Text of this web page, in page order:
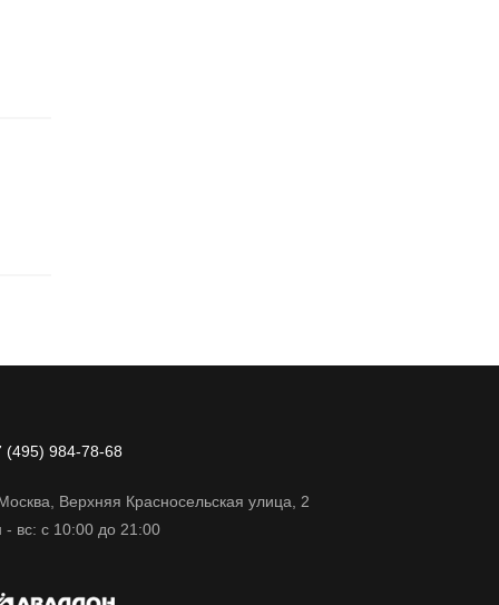
(495) 984-78-68
Верхняя Красносельская улица, 2
- вс: с 10:00 до 21:00